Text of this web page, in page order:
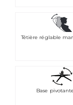
Têtière réglable
Base